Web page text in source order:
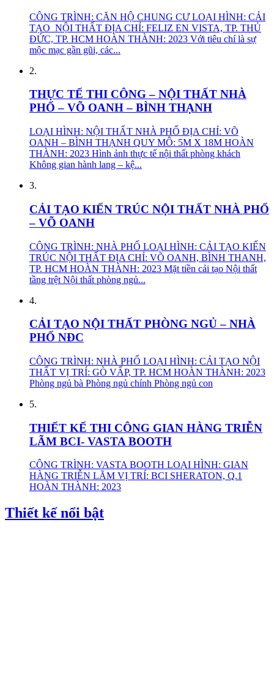
CÔNG TRÌNH: CĂN HỘ CHUNG CƯ LOẠI HÌNH: CẢI
TẠO NỘI THẤT ĐỊA CHỈ: FELIZ EN VISTA, TP. THỦ
ĐỨC, TP. HCM HOÀN THÀNH: 2023 Với tiêu chí là sự
mộc mạc gần gũi, các...
2.
THỰC TẾ THI CÔNG – NỘI THẤT NHÀ
PHỐ – VÕ OANH – BÌNH THẠNH
LOẠI HÌNH: NỘI THẤT NHÀ PHỐ ĐỊA CHỈ: VÕ
OANH – BÌNH THẠNH QUY MÔ: 5M X 18M HOÀN
THÀNH: 2023 Hình ảnh thực tế nội thất phòng khách
Không gian hành lang – kệ...
3.
CẢI TẠO KIẾN TRÚC NỘI THẤT NHÀ PHỐ
– VÕ OANH
CÔNG TRÌNH: NHÀ PHỐ LOẠI HÌNH: CẢI TẠO KIẾN
TRÚC NỘI THẤT ĐỊA CHỈ: VÕ OANH, BÌNH THANH,
TP. HCM HOÀN THÀNH: 2023 Mặt tiền cải tạo Nội thất
tầng trệt Nội thất phòng ngủ...
4.
CẢI TẠO NỘI THẤT PHÒNG NGỦ – NHÀ
PHỐ NĐC
CÔNG TRÌNH: NHÀ PHỐ LOẠI HÌNH: CẢI TẠO NỘI
THẤT VỊ TRÍ: GÒ VẤP, TP. HCM HOÀN THÀNH: 2023
Phòng ngủ bà Phòng ngủ chính Phòng ngủ con
5.
THIẾT KẾ THI CÔNG GIAN HÀNG TRIỄN
LÃM BCI- VASTA BOOTH
CÔNG TRÌNH: VASTA BOOTH LOẠI HÌNH: GIAN
HÀNG TRIỄN LÃM VỊ TRÍ: BCI SHERATON, Q.1
HOÀN THÀNH: 2023
Thiết kế nổi bật